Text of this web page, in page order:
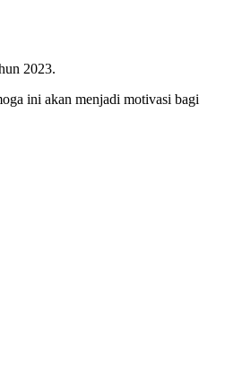
2023.
ini akan menjadi motivasi bagi